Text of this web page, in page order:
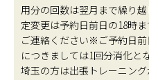
用分の回数は翌月まで繰り
定変更は予約日前日の18時
ご連絡ください※ご予約日
につきましては1回分消化と
埼玉の方は出張トレーニン